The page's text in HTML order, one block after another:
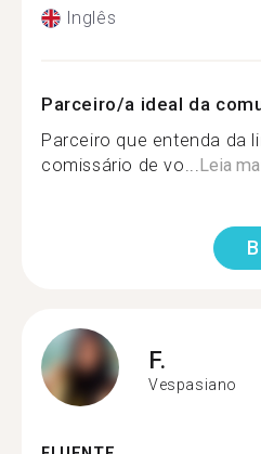
Inglês
Parceiro/a ideal da
Parceiro que entenda da
comissário de vo...Leia
F.
Vespasiano